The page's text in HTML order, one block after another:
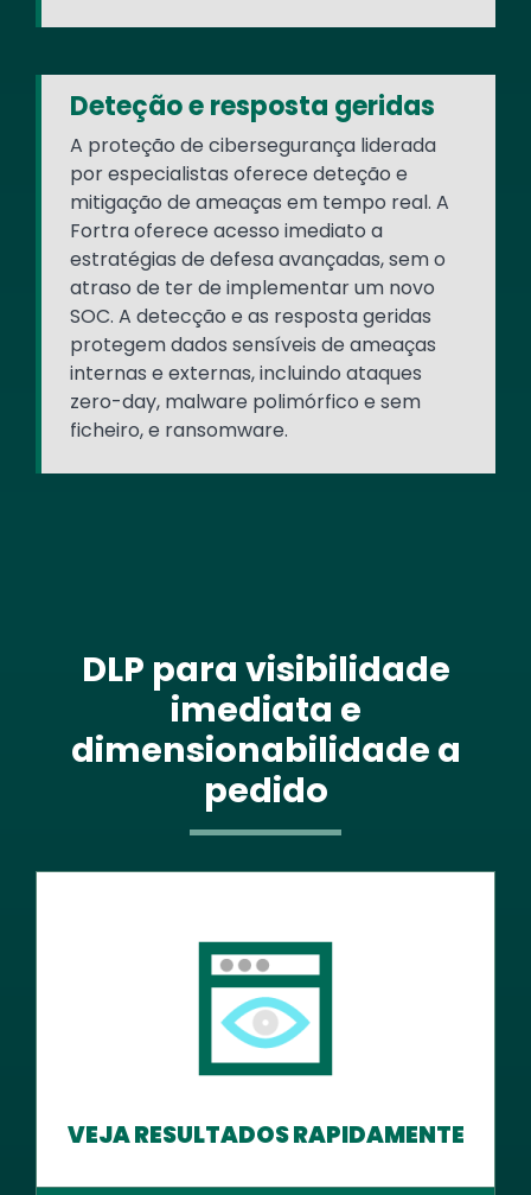
Deteção e resposta geridas
A proteção de cibersegurança liderada
por especialistas oferece deteção e
mitigação de ameaças em tempo real. A
Fortra oferece acesso imediato a
estratégias de defesa avançadas, sem o
atraso de ter de implementar um novo
SOC. A detecção e as resposta geridas
protegem dados sensíveis de ameaças
internas e externas, incluindo ataques
zero-day, malware polimórfico e sem
ficheiro, e ransomware.
DLP para visibilidade
imediata e
dimensionabilidade a
pedido
VEJA RESULTADOS RAPIDAMENTE